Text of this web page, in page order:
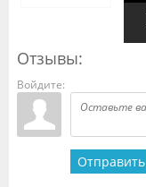
Отзывы:
Войдите:
Отправить